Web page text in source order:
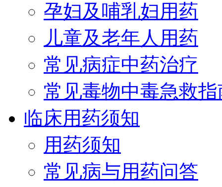
孕妇及哺乳妇用药
儿童及老年人用药
常见病症中药治疗
常见毒物中毒急救指
临床用药须知
用药须知
常见病与用药问答